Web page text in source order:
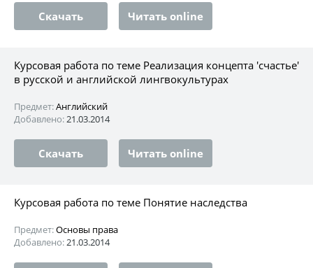
Скачать Читать online
Курсовая работа по теме Реализация концепта 'счастье'
в русской и английской лингвокультурах
Предмет:Английский
Добавлено:21.03.2014
Скачать Читать online
Курсовая работа по теме Понятие наследства
Предмет:Основы права
Добавлено:21.03.2014